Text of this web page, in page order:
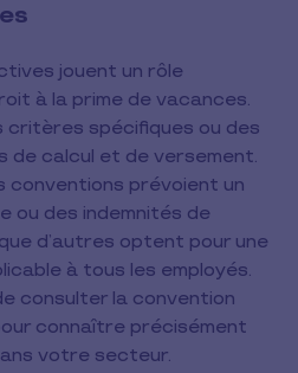
jouent un rôle
à la prime de vacances.
critères spécifiques ou des
de calcul et de versement.
conventions prévoient un
ou des indemnités de
d’autres optent pour une
à tous les employés.
consulter la convention
connaître précisément
votre secteur.